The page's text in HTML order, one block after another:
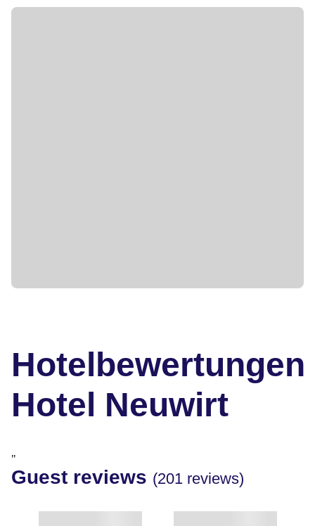
Hotelbewertungen
Hotel Neuwirt
"
Guest reviews (201 reviews)